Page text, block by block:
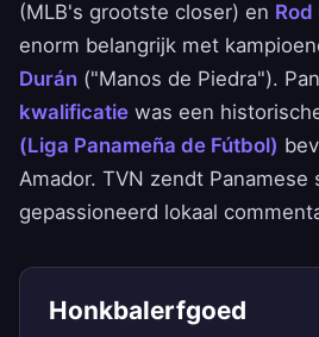
(MLB's grootste closer) en
enorm belangrijk met
Durán ("Manos de Piedra").
kwalificatie was een
(Liga Panameña de Fútbol)
Amador. TVN zendt
gepassioneerd lokaal
Honkbalerfgoed